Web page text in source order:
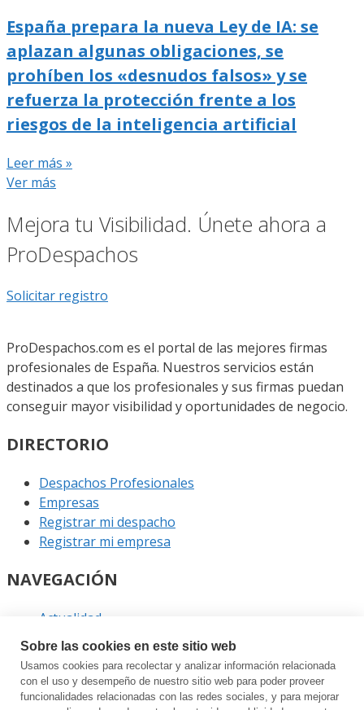
España prepara la nueva Ley de IA: se
aplazan algunas obligaciones, se
prohíben los «desnudos falsos» y se
refuerza la protección frente a los
riesgos de la inteligencia artificial
Leer más »
Ver más
Mejora tu Visibilidad. Únete ahora a
ProDespachos
Solicitar registro
ProDespachos.com es el portal de las mejores firmas
profesionales de España. Nuestros servicios están
destinados a que los profesionales y sus firmas puedan
conseguir mayor visibilidad y oportunidades de negocio.
DIRECTORIO
Despachos Profesionales
Empresas
Registrar mi despacho
Registrar mi empresa
NAVEGACIÓN
Actualidad
Podcast
Entrevistas
Eventos
Sobre las cookies en este sitio web
Usamos cookies para recolectar y analizar información relacionada
con el uso y desempeño de nuestro sitio web para poder proveer
funcionalidades relacionadas con las redes sociales, y para mejorar